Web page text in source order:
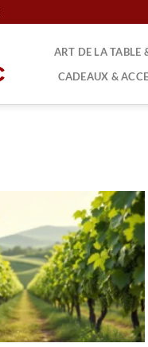
ART DE LA TABLE
CADEAUX &